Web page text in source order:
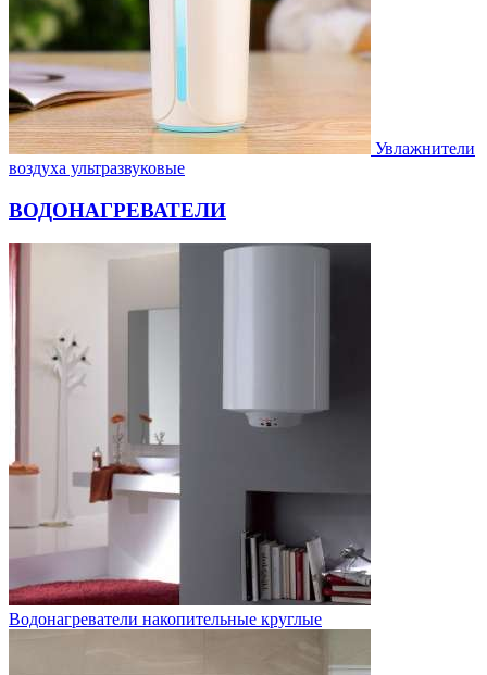
Увлажнители
воздуха ультразвуковые
ВОДОНАГРЕВАТЕЛИ
Водонагреватели накопительные круглые